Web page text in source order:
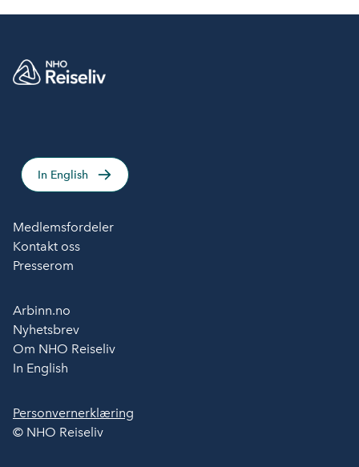
In English
Medlemsfordeler
Kontakt oss
Presserom
Arbinn.no
Nyhetsbrev
Om NHO Reiseliv
In English
Personvernerklæring
© NHO Reiseliv